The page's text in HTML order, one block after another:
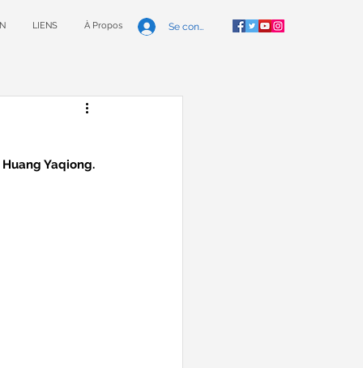
LIENS À Propos Se connecter
Yaqiong.